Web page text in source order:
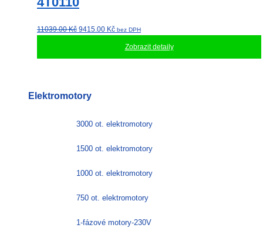
11039.00Kč Původní
9415.00 KčAktuální
bez DPH
Zobrazit detaily
Elektromotory
3000 ot. elektromotory
1500 ot. elektromotory
1000 ot. elektromotory
750 ot. elektromotory
1-fázové motory-230V